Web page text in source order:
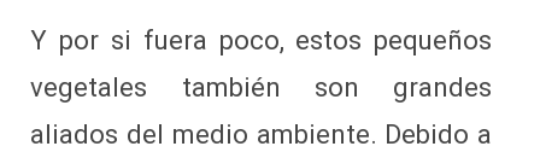
Y por si fuera poco, estos pequeños
vegetales también son grandes
aliados del medio ambiente. Debido a